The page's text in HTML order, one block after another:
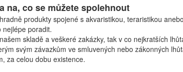
na, co se můžete spolehnout
produkty spojené s akvaristikou, teraristikou
nejlépe poradit.
skladě a veškeré zakázky, tak v co nejkratších
svým závazkům ve smluvených nebo zákonných
za celou dobu existence.